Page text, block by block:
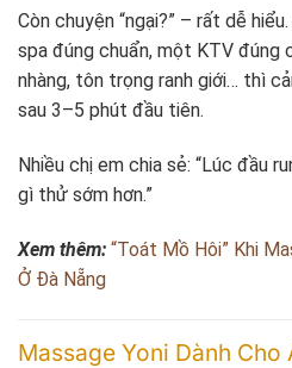
Còn chuyện “ngại?” – rất dễ
spa đúng chuẩn, một KTV đúng
nhàng, tôn trọng ranh giới… thì
sau 3–5 phút đầu tiên.
Nhiều chị em chia sẻ: “Lúc đầu
gì thử sớm hơn.”
Xem thêm: “Toát Mồ Hôi” Khi
Ở Đà Nẵng
Massage Yoni Dành Cho